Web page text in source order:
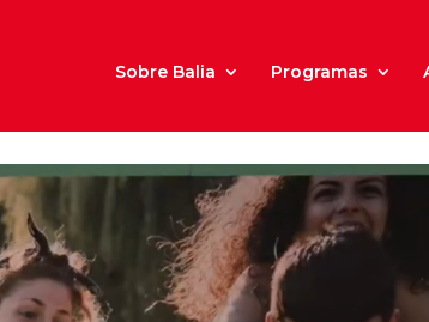
Sobre Balia Programas